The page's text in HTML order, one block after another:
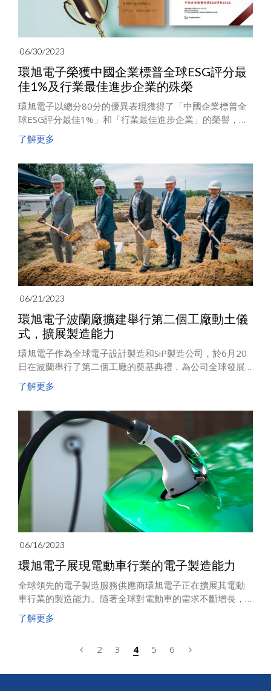
06/30/2023
環旭電子榮獲中國企業標普全球ESG評分最
佳1%及行業最佳進步企業的殊榮
環旭電子以總分80分的優異表現獲得了「中國企業標普全
球ESG評分最佳1%」和「行業最佳進步企業」的榮譽，成
為該產業類組中得分最高的企業。
了解更多
06/21/2023
環旭電子波蘭廠擴建舉行第二個工廠動土儀
式，擴展製造能力
環旭電子作為全球電子設計製造和SiP製造公司，於6月20
日在波蘭舉行了第二個工廠的奠基典禮，為公司全球發展
的另一個重要的里程碑。出席典禮的嘉賓包括波蘭工業發
展局、Kobierzyce市長辦公室、波蘭投資貿易局、博世、
ERBUD、JP Weber、2MPM和Industrias Alegre Poland
等，典禮在Kobierzyce市舉行，象徵著公司在歐洲市場需
求的不斷增長。
了解更多
06/16/2023
環旭電子展現電動車行業的電子製造能力
全球領先的電子製造服務供應商環旭電子正在擴展其電動
車行業的製造能力。隨著全球對電動車的需求不斷增長，
環旭電子致力於整合電動車動力總成系統的生產。
了解更多
2 3 4 5 6